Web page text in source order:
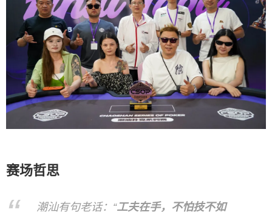
赛场哲思
潮汕有句老话：“工夫在手，不怕技不如